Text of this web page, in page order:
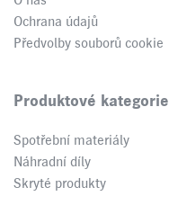
Ochrana údajů
Předvolby souborů cookie
Produktové kategorie
Spotřební materiály
Náhradní díly
Skryté produkty